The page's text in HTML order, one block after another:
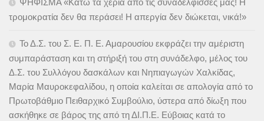
ΨΗΦΙΣΜΑ «Κάτω τα χέρια από τις συναδέλφισσές μας! Η
τρομοκρατία δεν θα περάσει! Η απεργία δεν διώκεται, νικά!»
Το Δ.Σ. του Σ. Ε. Π. Ε. Αμαρουσίου εκφράζει την αμέριστη
συμπαράσταση και τη στήριξή του στη συνάδελφο, μέλος του
Δ.Σ. του Συλλόγου δασκάλων και Νηπιαγωγών Χαλκίδας,
Μαρία Μαυροκεφαλίδου, η οποία καλείται σε απολογία από το
Πρωτοβάθμιο Πειθαρχικό Συμβούλιο, ύστερα από δίωξη που
ασκήθηκε σε βάρος της από τη ΔΙ.Π.Ε. Εύβοιας κατά το